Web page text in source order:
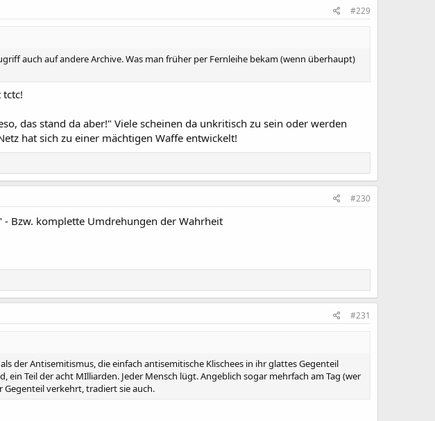
#229
auch auf andere Archive. Was man früher per Fernleihe bekam (wenn überhaupt)
tctc!
das stand da aber!" Viele scheinen da unkritisch zu sein oder werden
hat sich zu einer mächtigen Waffe entwickelt!
#230
Bzw. komplette Umdrehungen der Wahrheit
#231
der Antisemitismus, die einfach antisemitische Klischees in ihr glattes Gegenteil
Teil der acht MIlliarden. Jeder Mensch lügt. Angeblich sogar mehrfach am Tag (wer
Gegenteil verkehrt, tradiert sie auch.